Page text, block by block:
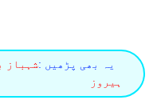
یہ بھی پڑھیں :شہباز
ہیروز